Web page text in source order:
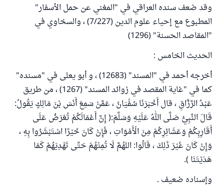
وقد ضعف سنده العراقي في "المغني عن حمل الأسفار"
المطبوع مع إحياء علوم الدين (7/227) ، والسخاوي في
"المقاصد الحسنة" (1296)
الحديث الخامس :
أخرجه أحمد في "المسند" (12683) ، و أبو يعلى في "مسنده"
كما في "غاية المقصد في زوائد المسند" (1267) ، من طريق
عَبْدُ الرَّزَّاقِ ، قال أَخْبَرَنَا سُفْيَانُ ، عَمَّنْ سَمِعَ أَنَسَ بْنَ مَالِكٍ يَقُولُ:
قَالَ النَّبِيُّ صَلَّى اللهُ عَلَيْهِ وَسَلَّمَ:( إِنَّ أَعْمَالَكُمْ تُعْرَضُ عَلَى
أَقَارِبِكُمْ وَعَشَائِرِكُمْ مِنَ الْأَمْوَاتِ ، فَإِنْ كَانَ خَيْرًا اسْتَبْشَرُوا بِهِ ،
وَإِنْ كَانَ غَيْرَ ذَلِكَ ، قَالُوا: اللهُمَّ لَا تُمِتْهُمْ حَتَّى تَهْدِيَهُمْ كَمَا
هَدَيْتَنَا ).
وإسناده ضعيف .